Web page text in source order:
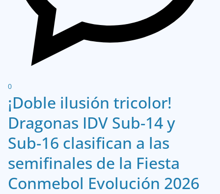
0
¡Doble ilusión tricolor!
Dragonas IDV Sub-14 y
Sub-16 clasifican a las
semifinales de la Fiesta
Conmebol Evolución 2026